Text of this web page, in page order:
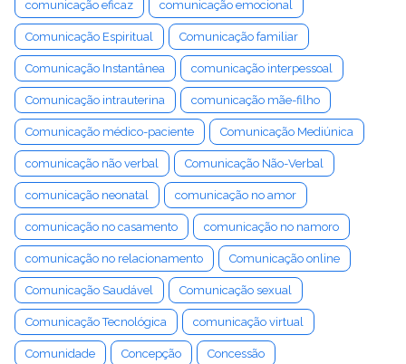
comunicação eficaz comunicação emocional
Comunicação Espiritual Comunicação familiar
Comunicação Instantânea comunicação interpessoal
Comunicação intrauterina comunicação mãe-filho
Comunicação médico-paciente Comunicação Mediúnica
comunicação não verbal Comunicação Não-Verbal
comunicação neonatal comunicação no amor
comunicação no casamento comunicação no namoro
comunicação no relacionamento Comunicação online
Comunicação Saudável Comunicação sexual
Comunicação Tecnológica comunicação virtual
Comunidade Concepção Concessão